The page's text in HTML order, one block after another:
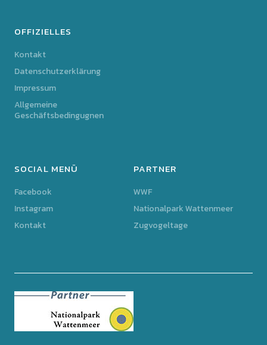
OFFIZIELLES
Kontakt
Datenschutzerklärung
Impressum
Allgemeine
Geschäftsbedingugnen
SOCIAL MENÜ
Facebook
Instagram
Kontakt
PARTNER
WWF
Nationalpark Wattenmeer
Zugvogeltage